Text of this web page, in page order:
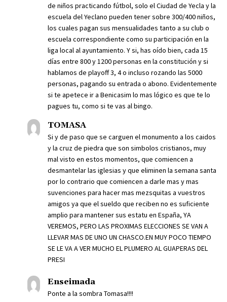
de niños practicando fútbol, solo el Ciudad de Yecla y la
escuela del Yeclano pueden tener sobre 300/400 niños,
los cuales pagan sus mensualidades tanto a su club o
escuela correspondiente como su participación en la
liga local al ayuntamiento. Y si, has oído bien, cada 15
días entre 800 y 1200 personas en la constitución y si
hablamos de playoff 3, 4 o incluso rozando las 5000
personas, pagando su entrada o abono. Evidentemente
si te apetece ir a Benicasim lo mas lógico es que te lo
pagues tu, como si te vas al bingo.
TOMASA
Si y de paso que se carguen el monumento a los caidos
y la cruz de piedra que son simbolos cristianos, muy
mal visto en estos momentos, que comiencen a
desmantelar las iglesias y que eliminen la semana santa
por lo contrario que comiencen a darle mas y mas
suvenciones para hacer mas mezsquitas a vuestros
amigos ya que el sueldo que reciben no es suficiente
amplio para mantener sus estatu en España, YA
VEREMOS, PERO LAS PROXIMAS ELECCIONES SE VAN A
LLEVAR MAS DE UNO UN CHASCO.EN MUY POCO TIEMPO
SE LE VA A VER MUCHO EL PLUMERO AL GUAPERAS DEL
PRESI
Enseimada
Ponte a la sombra Tomasa!!!!